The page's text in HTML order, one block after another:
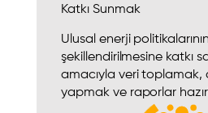
Katkı Sunmak
Ulusal enerji politikalarının
şekillendirilmesine katkı
amacıyla veri toplamak,
yapmak ve raporlar